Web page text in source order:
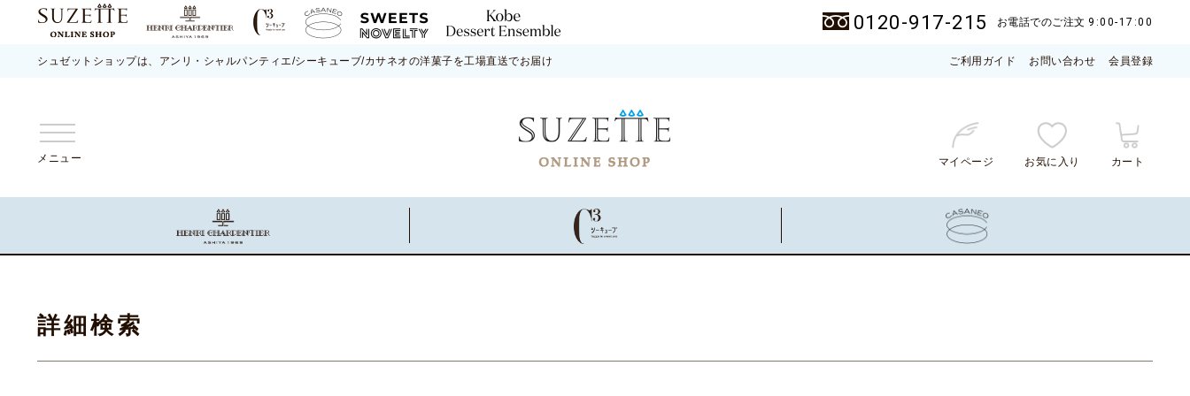
0120-917-215 お電話でのご注文 9:00-17:00
シュゼットショップは、アンリ・シャルパンティエ/シーキューブ/カサネオの洋菓子を工場直送でお届け ご利用ガイド お問い合わせ 会員登録
メニュー マイページ お気に入り カート
詳細検索